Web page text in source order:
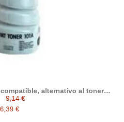
alternativo al toner
original MT106B
9,14 €
6,39 €